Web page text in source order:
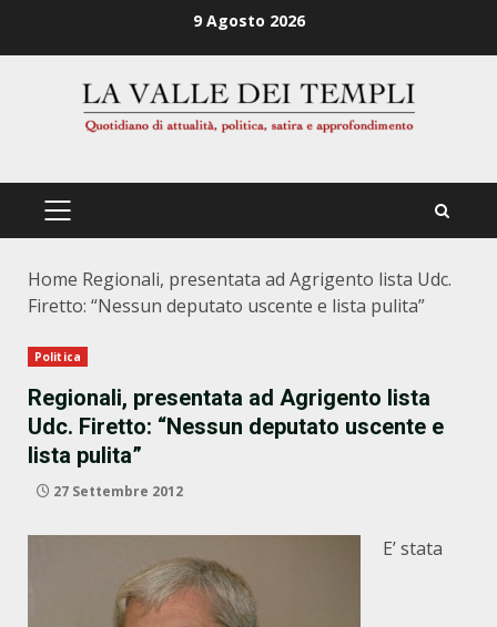
9 Agosto 2026
PRIMÄRES
Home Regionali, presentata ad Agrigento lista Udc.
Firetto: “Nessun deputato uscente e lista pulita”
Politica
Regionali, presentata ad Agrigento lista
Udc. Firetto: “Nessun deputato uscente e
lista pulita”
27 Settembre 2012
E’ stata